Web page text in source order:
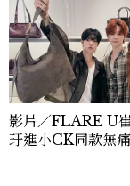
影片／FLARE U
玗進小CK同款無